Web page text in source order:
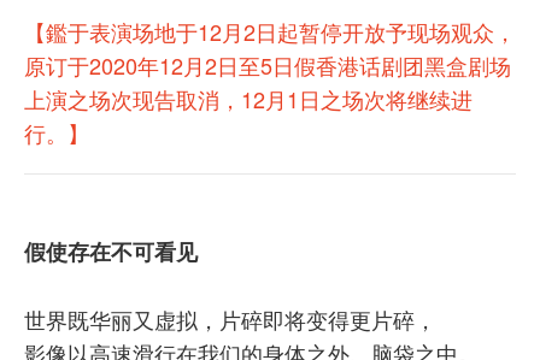
【鑑于表演场地于12月2日起暂停开放予现场观众，
原订于2020年12月2日至5日假香港话剧团黑盒剧场
上演之场次现告取消，12月1日之场次将继续进
行。 】
假使存在不可看见
世界既华丽又虚拟，片碎即将变得更片碎，
影像以高速滑行在我们的身体之外、脑袋之中。